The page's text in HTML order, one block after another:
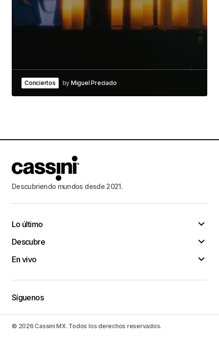
Conciertos by Miguel Preciado
Descubriendo mundos desde 2021.
Lo último
Descubre
En vivo
Síguenos
© 2026 Cassini MX. Todos los derechos reservados.